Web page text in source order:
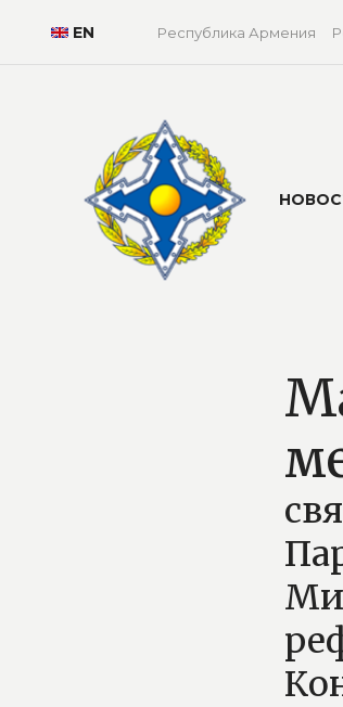
EN Республика Армения